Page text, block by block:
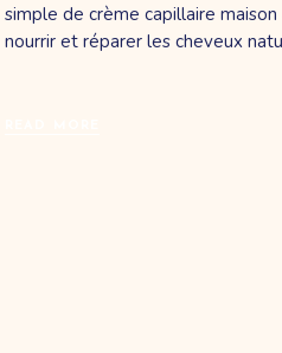
simple de crème capillaire
nourrir et réparer les cheveux